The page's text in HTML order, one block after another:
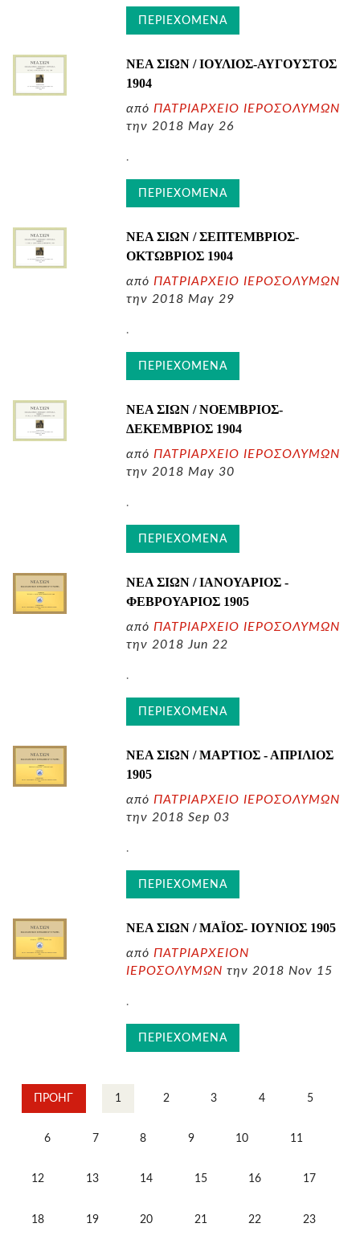
ΠΕΡΙΕΧΟΜΕΝΑ
ΝΕΑ ΣΙΩΝ / ΙΟΥΛΙΟΣ-ΑΥΓΟΥΣΤΟΣ
1904
απόΠΑΤΡΙΑΡΧΕΙΟ ΙΕΡΟΣΟΛΥΜΩΝ
την 2018 May 26
.
ΠΕΡΙΕΧΟΜΕΝΑ
ΝΕΑ ΣΙΩΝ / ΣΕΠΤΕΜΒΡΙΟΣ-
ΟΚΤΩΒΡΙΟΣ 1904
απόΠΑΤΡΙΑΡΧΕΙΟ ΙΕΡΟΣΟΛΥΜΩΝ
την 2018 May 29
.
ΠΕΡΙΕΧΟΜΕΝΑ
ΝΕΑ ΣΙΩΝ / ΝΟΕΜΒΡΙΟΣ-
ΔΕΚΕΜΒΡΙΟΣ 1904
απόΠΑΤΡΙΑΡΧΕΙΟ ΙΕΡΟΣΟΛΥΜΩΝ
την 2018 May 30
.
ΠΕΡΙΕΧΟΜΕΝΑ
ΝΕΑ ΣΙΩΝ / ΙΑΝΟΥΑΡΙΟΣ -
ΦΕΒΡΟΥΑΡΙΟΣ 1905
απόΠΑΤΡΙΑΡΧΕΙΟ ΙΕΡΟΣΟΛΥΜΩΝ
την 2018 Jun 22
.
ΠΕΡΙΕΧΟΜΕΝΑ
ΝΕΑ ΣΙΩΝ / ΜΑΡΤΙΟΣ - ΑΠΡΙΛΙΟΣ
1905
απόΠΑΤΡΙΑΡΧΕΙΟ ΙΕΡΟΣΟΛΥΜΩΝ
την 2018 Sep 03
.
ΠΕΡΙΕΧΟΜΕΝΑ
ΝΕΑ ΣΙΩΝ / ΜΑΪΟΣ- ΙΟΥΝΙΟΣ 1905
απόΠΑΤΡΙΑΡΧΕΙΟΝ
ΙΕΡΟΣΟΛΥΜΩΝ την 2018 Nov 15
.
ΠΕΡΙΕΧΟΜΕΝΑ
ΠΡΟΗΓ 1 2 3 4 5
6 7 8 9 10 11
12 13 14 15 16 17
18 19 20 21 22 23